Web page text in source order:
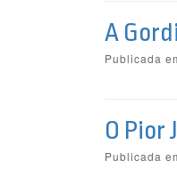
A
Publicada
O Pior
Publicada